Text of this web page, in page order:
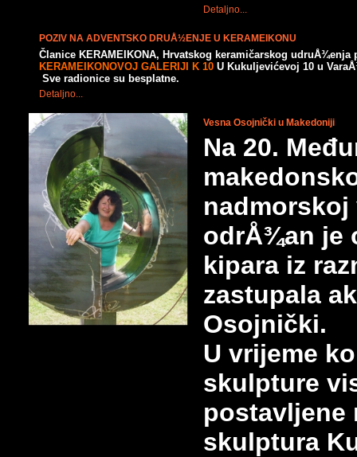
Detaljno...
POZIV NA ADVENTSKO DRUÅ½ENJE U KERAMEIKONU
Članice KERAMEIKONA, Hrvatskog keramičarskog
KERAMEIKONOVOJ GALERIJI K 10 U Kukuljevićevoj 10 u
Sve radionice su besplatne.
Detaljno...
Vesna Osojnički u Makedoniji
Na 20.
nadmorskoj
odrÅ¾an je
kipara iz
zastupala
Osojnički.
U vrijeme
skulpture
postavljene
skulptura